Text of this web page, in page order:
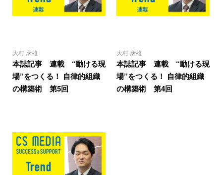
大村 康雄
本誌記事 連載 “動ける現
場”をつくる！ 自律的組織
の構築術 第5回
大村 康雄
本誌記事 連載 “動ける現
場”をつくる！ 自律的組織
の構築術 第4回